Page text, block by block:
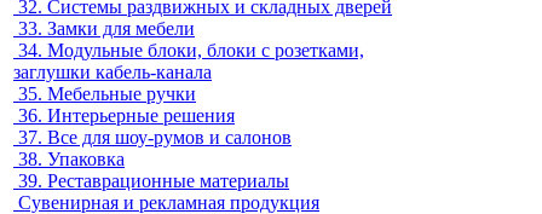
32. Системы раздвижных и складных дверей
33. Замки для мебели
34. Модульные блоки, блоки с розетками,
заглушки кабель-канала
35. Мебельные ручки
36. Интерьерные решения
37. Все для шоу-румов и салонов
38. Упаковка
39. Реставрационные материалы
Сувенирная и рекламная продукция